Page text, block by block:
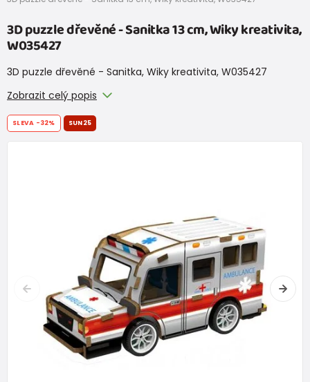
3D puzzle dřevěné - Sanitka 13 cm, Wiky kreativita,
W035427
3D puzzle dřevěné - Sanitka, Wiky kreativita, W035427
Zobrazit celý popis
SLEVA -32% SUN25